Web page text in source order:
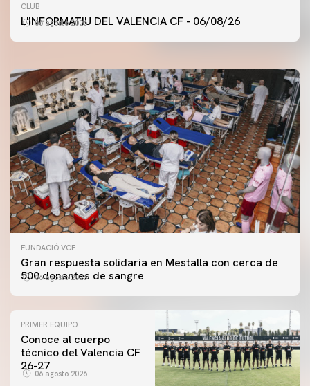
CLUB
L'INFORMATIU DEL VALENCIA CF - 06/08/26
06 agosto 2026
PRIMER EQUIPO
ENTRENAMIENTO DEL VALENCIA CF 6/8/2026
FUNDACIÓ VCF
Gran respuesta solidaria en Mestalla con cerca de
500 donantes de sangre
06 agosto 2026
PRIMER EQUIPO
Conoce al cuerpo
técnico del Valencia CF
26-27
06 agosto 2026